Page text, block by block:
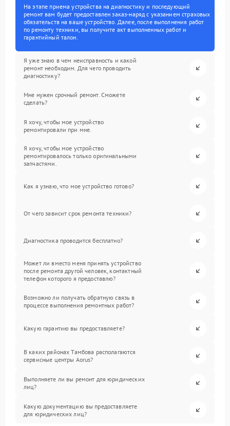
На этапе приема устройства на диагностику и последующий
ремонт вам будет предоставлен заказ-наряд с указанием страховых
обязательств на ваше устройство. Далее, после выполнения работ
по ремонту техники, вы получите акт выполненных работ и
гарантийный талон.
Я уже знаю в чем неисправность и какой
ремонт необходим. Для чего проводить
диагностику?
Мне нужен срочный ремонт. Сможете
сделать?
Я хочу, чтобы мое устройство
ремонтировали при мне.
Я хочу, чтобы мое устройство
ремонтировалось только оригинальными
запчастями.
Как я узнаю, что мое устройство готово?
От чего зависит срок ремонта техники?
Диагностика проводится бесплатно?
Может ли вместо меня принять устройство
после ремонта другой человек, контактный
телефон которого я предоставлю?
Возможно ли получать обратную связь в
процессе выполнения ремонтных работ?
Какую гарантию вы предоставляете?
В каких районах Тамбова располагаются
сервисные центры Aorus?
Выполняете ли вы ремонт для юридических
лиц?
Какую документацию вы предоставляете
для юридических лиц?